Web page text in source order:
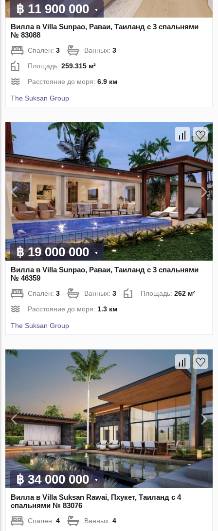
฿ 11 900 000
Вилла в Villa Sunpao, Раваи, Таиланд с 3 спальнями
№ 83088
Спален:3 Ванных:3
Площадь:259.315 м²
Расстояние до моря:6.9 км
The Suksan Group
฿ 19 000 000
Вилла в Villa Sunpao, Раваи, Таиланд с 3 спальнями
№ 46359
Спален:3 Ванных:3 Площадь:262 м²
Расстояние до моря: 1.3 км
The Suksan Group
฿ 34 000 000
Вилла в Villa Suksan Rawai, Пхукет, Таиланд с 4
спальнями № 83076
Спален:4 Ванных:4